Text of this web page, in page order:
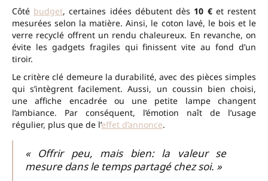
Côté budget, certaines idées débutent dès 10 €et restent
mesurées selon la matière. Ainsi, le coton lavé, le bois et le
verre recyclé offrent un rendu chaleureux. En revanche, on
évite les gadgets fragiles qui finissent vite au fond d’un
tiroir.
Le critère clé demeure la durabilité, avec des pièces simples
qui s’intègrent facilement. Aussi, un coussin bien choisi,
une affiche encadrée ou une petite lampe changent
l’ambiance. Par conséquent, l’émotion naît de l’usage
régulier, plus que de l’effet d’annonce.
« Offrir peu, mais bien: la valeur se
mesure dans le temps partagé chez soi. »